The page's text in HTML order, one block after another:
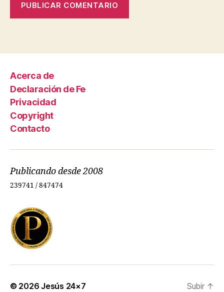
Acerca de
Declaración de Fe
Privacidad
Copyright
Contacto
Publicando desde 2008
239741 / 847474
© 2026Jesús 24×7 Subir ↑